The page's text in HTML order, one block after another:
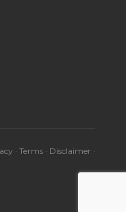
· Terms · Disclaimer ·